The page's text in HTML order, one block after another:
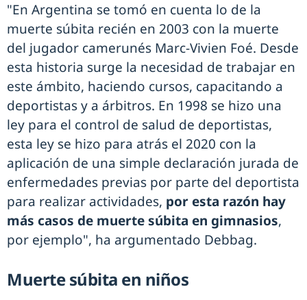
"En Argentina se tomó en cuenta lo de la
muerte súbita recién en 2003 con la muerte
del jugador camerunés Marc-Vivien Foé. Desde
esta historia surge la necesidad de trabajar en
este ámbito, haciendo cursos, capacitando a
deportistas y a árbitros. En 1998 se hizo una
ley para el control de salud de deportistas,
esta ley se hizo para atrás el 2020 con la
aplicación de una simple declaración jurada de
enfermedades previas por parte del deportista
para realizar actividades, por esta razón hay
más casos de muerte súbita en gimnasios,
por ejemplo", ha argumentado Debbag.
Muerte súbita en niños